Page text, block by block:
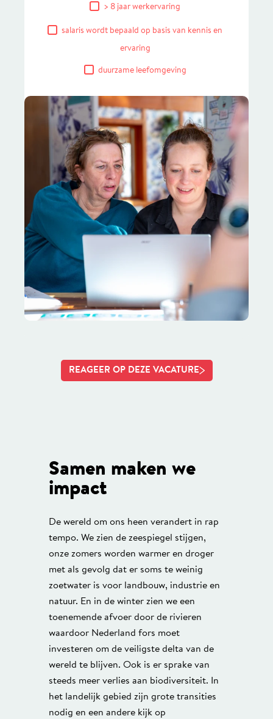
> 8 jaar werkervaring
salaris wordt bepaald op basis van kennis en
ervaring
duurzame leefomgeving
REAGEER OP DEZE VACATURE
Samen maken we
impact
De wereld om ons heen verandert in rap
tempo. We zien de zeespiegel stijgen,
onze zomers worden warmer en droger
met als gevolg dat er soms te weinig
zoetwater is voor landbouw, industrie en
natuur. En in de winter zien we een
toenemende afvoer door de rivieren
waardoor Nederland fors moet
investeren om de veiligste delta van de
wereld te blijven. Ook is er sprake van
steeds meer verlies aan biodiversiteit. In
het landelijk gebied zijn grote transities
nodig en een andere kijk op